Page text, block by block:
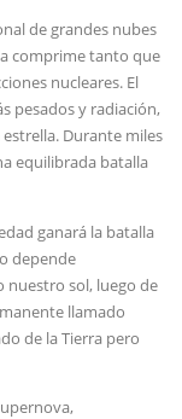
de grandes nubes
comprime tanto que
nucleares. El
pesados y radiación,
Durante miles
equilibrada batalla
ganará la batalla
depende
nuestro sol, luego de
llamado
de la Tierra pero